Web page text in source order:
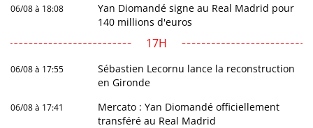
06/08 à 18:08
Yan Diomandé signe au Real Madrid pour
140 millions d'euros
17H
06/08 à 17:55
Sébastien Lecornu lance la reconstruction
en Gironde
06/08 à 17:41
Mercato : Yan Diomandé officiellement
transféré au Real Madrid